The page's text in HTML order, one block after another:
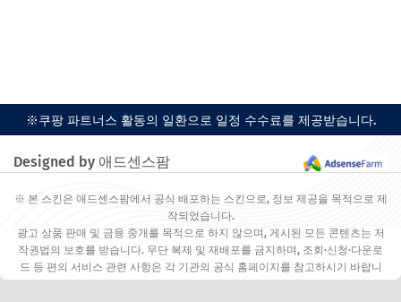
※쿠팡 파트너스 활동의 일환으로 일정 수수료를 제공받습니다.
Designed by 애드센스팜
※ 본 스킨은 애드센스팜에서 공식 배포하는 스킨으로, 정보 제공을 목적으로 제
작되었습니다.
광고 상품 판매 및 금융 중개를 목적으로 하지 않으며, 게시된 모든 콘텐츠는 저
작권법의 보호를 받습니다. 무단 복제 및 재배포를 금지하며, 조회·신청·다운로
드 등 편의 서비스 관련 사항은 각 기관의 공식 홈페이지를 참고하시기 바랍니